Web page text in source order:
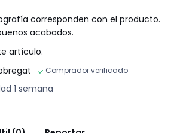
corresponden con el producto.
acabados.
artículo.
Comprador verificado
1 semana